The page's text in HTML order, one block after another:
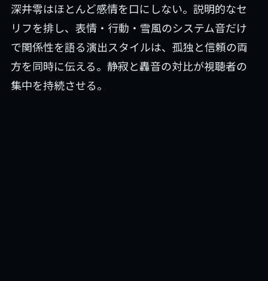
深井零はほとんど感情を口にしない。説明的なセ
リフを排し、表情・行動・雪風のシステム音だけ
で関係性を語る演出スタイルは、孤独と信頼の両
方を同時に伝える。静寂と轟音の対比が視聴者の
集中を持続させる。